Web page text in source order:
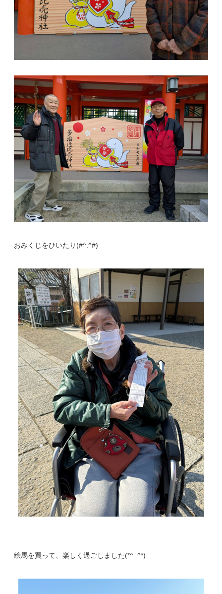
おみくじをひいたり(#^.^#)
絵馬を買って、楽しく過ごしました(*^_^*)